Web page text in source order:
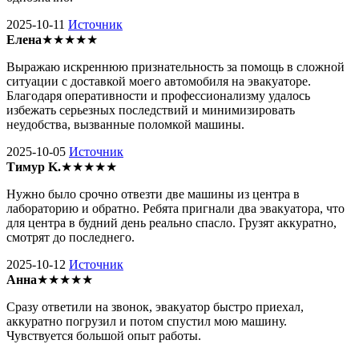
2025-10-11 Источник
Елена★★★★★
Выражаю искреннюю признательность за помощь в сложной
ситуации с доставкой моего автомобиля на эвакуаторе.
Благодаря оперативности и профессионализму удалось
избежать серьезных последствий и минимизировать
неудобства, вызванные поломкой машины.
2025-10-05 Источник
Тимур K.★★★★★
Нужно было срочно отвезти две машины из центра в
лабораторию и обратно. Ребята пригнали два эвакуатора, что
для центра в будний день реально спасло. Грузят аккуратно,
смотрят до последнего.
2025-10-12 Источник
Анна★★★★★
Сразу ответили на звонок, эвакуатор быстро приехал,
аккуратно погрузил и потом спустил мою машину.
Чувствуется большой опыт работы.